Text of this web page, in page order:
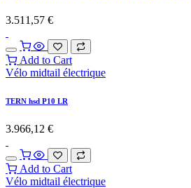
3.511,57 €
Add to Cart
Vélo midtail électrique
TERN hsd P10 LR
3.966,12 €
Add to Cart
Vélo midtail électrique